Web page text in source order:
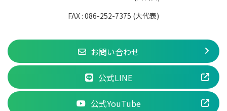
FAX : 086-252-7375 (大代表)
お問い合わせ
公式LINE
公式YouTube